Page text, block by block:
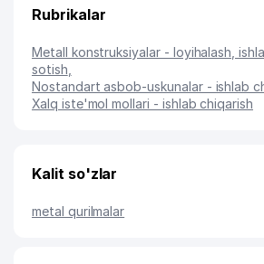
Rubrikalar
Metall konstruksiyalar - loyihalash,
sotish
Nostandart asbob-uskunalar - ishlab
Xalq iste'mol mollari - ishlab chiqarish
Kalit so'zlar
metal qurilmalar